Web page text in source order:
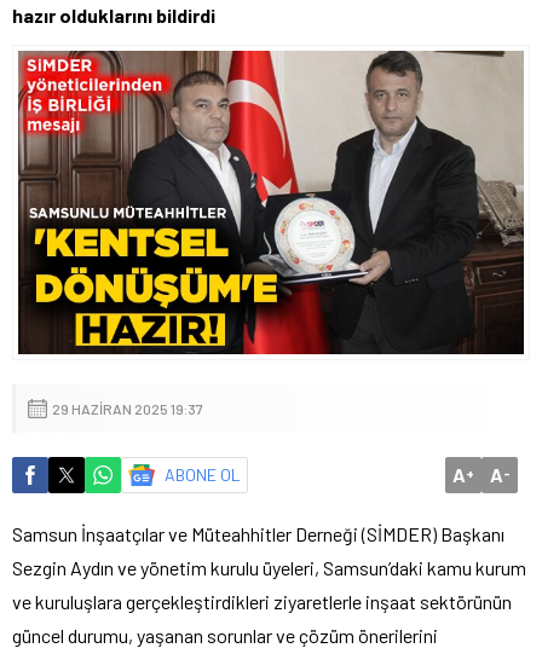
hazır olduklarını bildirdi
29 HAZIRAN 2025 19:37
ABONE OL A+ A-
Samsun İnşaatçılar ve Müteahhitler Derneği (SİMDER) Başkanı
Sezgin Aydın ve yönetim kurulu üyeleri, Samsun’daki kamu kurum
ve kuruluşlara gerçekleştirdikleri ziyaretlerle inşaat sektörünün
güncel durumu, yaşanan sorunlar ve çözüm önerilerini